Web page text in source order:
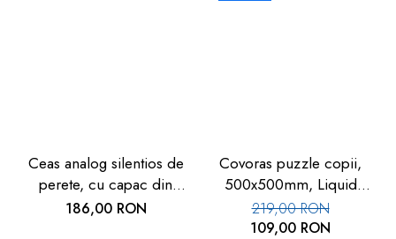
Ceas analog silentios de
perete, cu capac din
sticla, cifre mari, alb, TFA
186,00 RON
Covoras puzzle copii,
500x500mm, Liquid
Floor
219,00 RON
109,00 RON